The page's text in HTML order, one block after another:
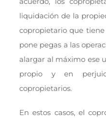
liquidación de la
copropietario que tiene
pone pegas a las
alargar al máximo ese
propio y en
copropietarios.
En estos casos, el